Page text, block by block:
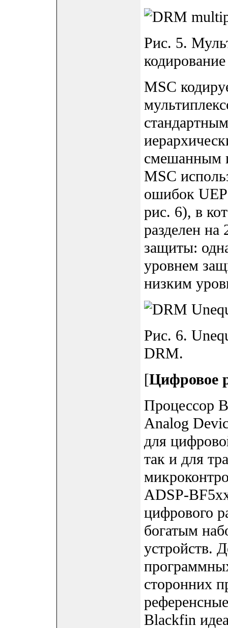
Рис. 5.
MSC
смешанным
MSC
ошибок
рис. 6), в
разделен
защиты:
уровнем
низким
Рис. 6.
DRM.
[Цифровое
Процессор
Analog
для
так и для
ADSP-
цифрового
богатым
устройств.
сторонних
Blackfin